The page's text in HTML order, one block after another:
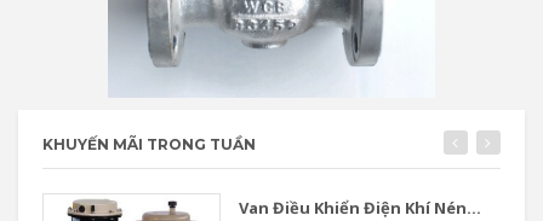
KHUYẾN MÃI TRONG TUẦN
Van Điều Khiển Điện Khí Nén...